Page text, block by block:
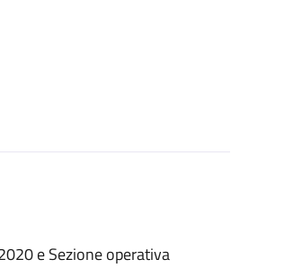
e Sezione operativa